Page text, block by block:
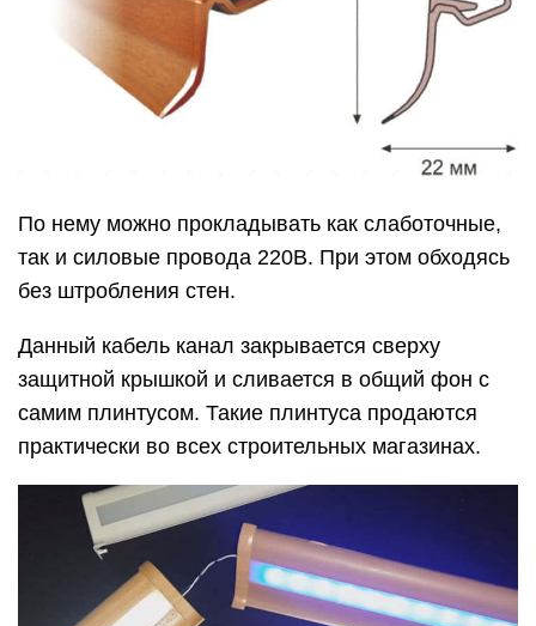
По нему можно прокладывать как слаботочные,
так и силовые провода 220В. При этом обходясь
без штробления стен.
Данный кабель канал закрывается сверху
защитной крышкой и сливается в общий фон с
самим плинтусом. Такие плинтуса продаются
практически во всех строительных магазинах.